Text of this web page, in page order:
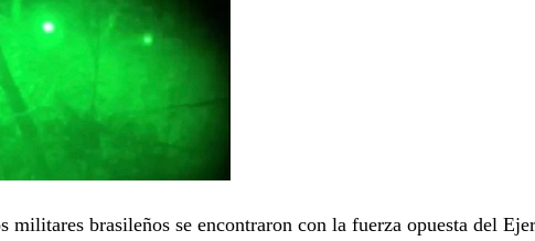
militares brasileños se encontraron con la fuerza opuesta del